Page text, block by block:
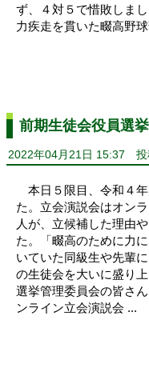
ず、４対５で惜敗しま
力疾走を貫いた畷高野
前期生徒会役員選
2022年04月21日 15:37
本日５限目、令和４
た。立会演説会はオン
人が、立候補した理由
た。「畷高のために力
いていた同級生や先輩
の生徒会を大いに盛り
選挙管理委員会の皆さ
ンライン立会演説会 ...